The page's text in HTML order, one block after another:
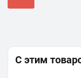
С этим